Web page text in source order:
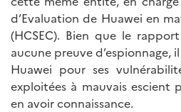
d’Evaluation de Huawei en
(HCSEC). Bien que le
aucune preuve d’espionnage,
Huawei pour ses
exploitées à mauvais escient
en avoir connaissance.